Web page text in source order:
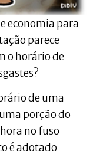
economia para
parece
o horário de
de uma
porção do
no fuso
é adotado